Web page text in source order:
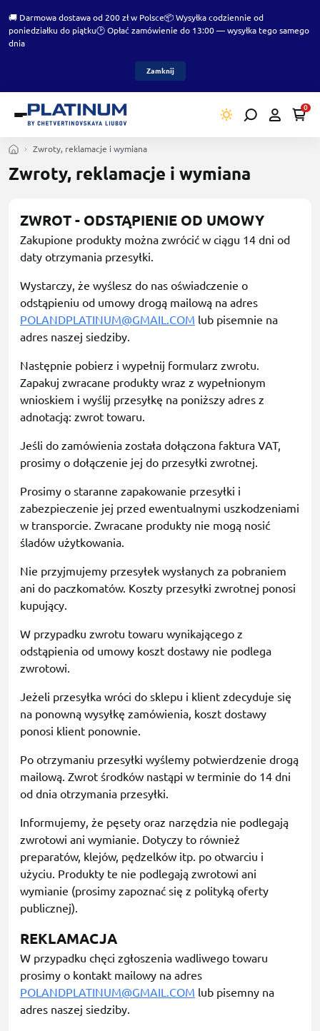
🚚 Darmowa dostawa od 200 zł w Polsce📦 Wysyłka codziennie od
poniedziałku do piątku🕑 Opłać zamówienie do 13:00 — wysyłka tego samego
dnia
Zamknij
0
Zwroty, reklamacje i wymiana
Zwroty, reklamacje i wymiana
ZWROT - ODSTĄPIENIE OD UMOWY
Zakupione produkty można zwrócić w ciągu 14 dni od
daty otrzymania przesyłki.
Wystarczy, że wyślesz do nas oświadczenie o
odstąpieniu od umowy drogą mailową na adres
POLANDPLATINUM@GMAIL.COM lub pisemnie na
adres naszej siedziby.
Następnie pobierz i wypełnij formularz zwrotu.
Zapakuj zwracane produkty wraz z wypełnionym
wnioskiem i wyślij przesyłkę na poniższy adres z
adnotacją: zwrot towaru.
Jeśli do zamówienia została dołączona faktura VAT,
prosimy o dołączenie jej do przesyłki zwrotnej.
Prosimy o staranne zapakowanie przesyłki i
zabezpieczenie jej przed ewentualnymi uszkodzeniami
w transporcie. Zwracane produkty nie mogą nosić
śladów użytkowania.
Nie przyjmujemy przesyłek wysłanych za pobraniem
ani do paczkomatów. Koszty przesyłki zwrotnej ponosi
kupujący.
W przypadku zwrotu towaru wynikającego z
odstąpienia od umowy koszt dostawy nie podlega
zwrotowi.
Jeżeli przesyłka wróci do sklepu i klient zdecyduje się
na ponowną wysyłkę zamówienia, koszt dostawy
ponosi klient ponownie.
Po otrzymaniu przesyłki wyślemy potwierdzenie drogą
mailową. Zwrot środków nastąpi w terminie do 14 dni
od dnia otrzymania przesyłki.
Informujemy, że pęsety oraz narzędzia nie podlegają
zwrotowi ani wymianie. Dotyczy to również
preparatów, klejów, pędzelków itp. po otwarciu i
użyciu. Produkty te nie podlegają zwrotowi ani
wymianie (prosimy zapoznać się z polityką oferty
publicznej).
REKLAMACJA
W przypadku chęci zgłoszenia wadliwego towaru
prosimy o kontakt mailowy na adres
POLANDPLATINUM@GMAIL.COM lub pisemny na
adres naszej siedziby.